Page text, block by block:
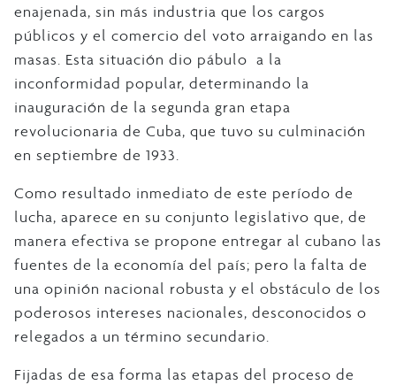
enajenada, sin más industria que los cargos
públicos y el comercio del voto arraigando en las
masas. Esta situación dio pábulo a la
inconformidad popular, determinando la
inauguración de la segunda gran etapa
revolucionaria de Cuba, que tuvo su culminación
en septiembre de 1933.
Como resultado inmediato de este período de
lucha, aparece en su conjunto legislativo que, de
manera efectiva se propone entregar al cubano las
fuentes de la economía del país; pero la falta de
una opinión nacional robusta y el obstáculo de los
poderosos intereses nacionales, desconocidos o
relegados a un término secundario.
Fijadas de esa forma las etapas del proceso de